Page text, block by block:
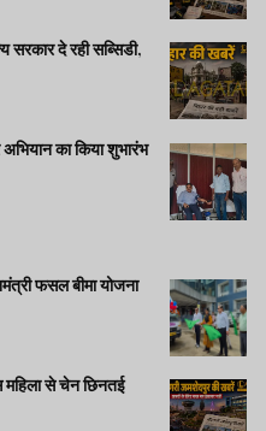
दे रही सब्सिडी,
का किया शुभारंभ
फसल बीमा योजना
से चेन छिनतई